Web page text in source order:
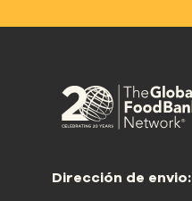
Dirección de envio: